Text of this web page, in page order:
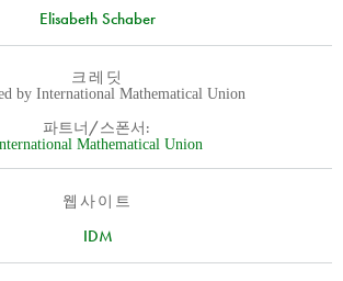
Elisabeth Schaber
크레딧
by International Mathematical Union
파트너/스폰서:
Mathematical Union
웹사이트
IDM